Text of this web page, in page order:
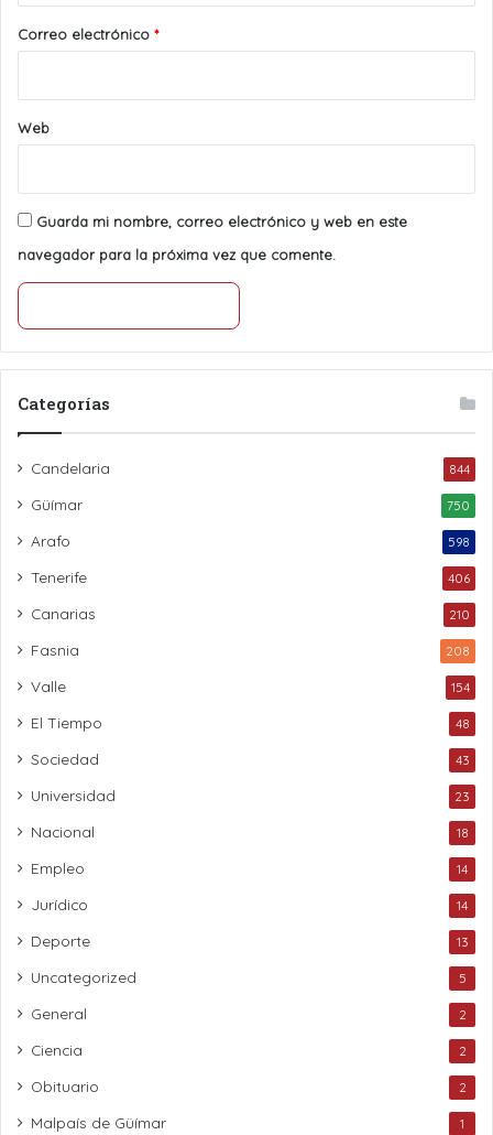
*Correo electrónico *
Web
Guarda mi nombre, correo electrónico y web en este
navegador para la próxima vez que comente.
Categorías
Candelaria 844
Güímar 750
Arafo 598
Tenerife 406
Canarias 210
Fasnia 208
Valle 154
El Tiempo 48
Sociedad 43
Universidad 23
Nacional 18
Empleo 14
Jurídico 14
Deporte 13
Uncategorized 5
General 2
Ciencia 2
Obituario 2
Malpaís de Güímar 1